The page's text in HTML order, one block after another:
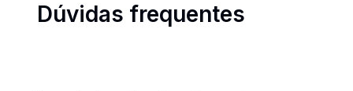
Dúvidas frequentes